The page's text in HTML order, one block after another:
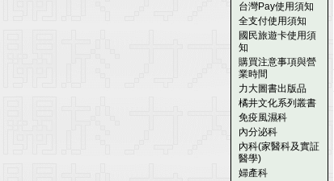
台灣Pay使用須知
全支付使用須知
國民旅遊卡使用須
知
購買注意事項與營
業時間
力大圖書出版品
橘井文化系列叢書
免疫風濕科
內分泌科
內科(家醫科及實証
醫學)
婦產科